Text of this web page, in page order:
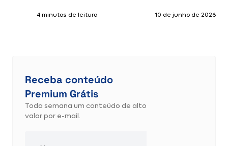
4 minutos de leitura 10 de junho de 2026
Receba conteúdo
Premium Grátis
Toda semana um conteúdo de alto
valor por e-mail.